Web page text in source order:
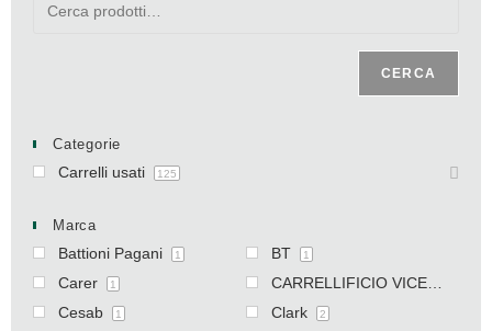
CERCA
Categorie
Carrelli usati 125
Marca
Battioni Pagani 1 BT 1
Carer 1 CARRELLIFICIO VICENTINO
Cesab 1 Clark 2